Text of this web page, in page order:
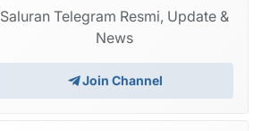
Saluran Telegram Resmi, Update &
News
Join Channel